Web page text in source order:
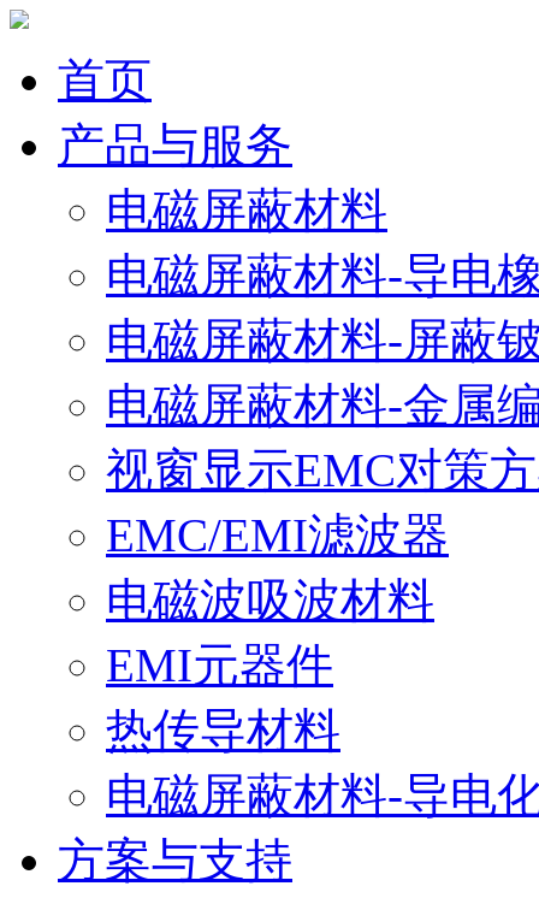
首页
产品与服务
电磁屏蔽材料
电磁屏蔽材料-导电
电磁屏蔽材料-屏蔽
电磁屏蔽材料-金属
视窗显示EMC对策
EMC/EMI滤波器
电磁波吸波材料
EMI元器件
热传导材料
电磁屏蔽材料-导电
方案与支持